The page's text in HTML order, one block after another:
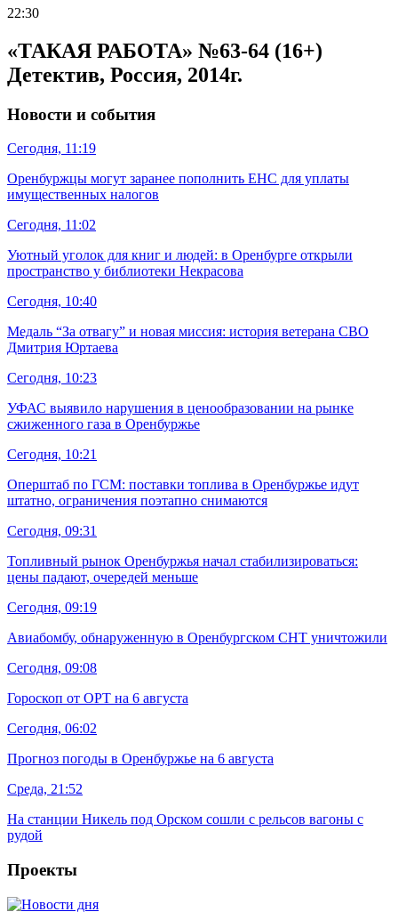
22:30
«ТАКАЯ РАБОТА» №63-64 (16+)
Детектив, Россия, 2014г.
Новости и события
Сегодня, 11:19
Оренбуржцы могут заранее пополнить ЕНС для уплаты
имущественных налогов
Сегодня, 11:02
Уютный уголок для книг и людей: в Оренбурге открыли
пространство у библиотеки Некрасова
Сегодня, 10:40
Медаль “За отвагу” и новая миссия: история ветерана СВО
Дмитрия Юртаева
Сегодня, 10:23
УФАС выявило нарушения в ценообразовании на рынке
сжиженного газа в Оренбуржье
Сегодня, 10:21
Оперштаб по ГСМ: поставки топлива в Оренбуржье идут
штатно, ограничения поэтапно снимаются
Сегодня, 09:31
Топливный рынок Оренбуржья начал стабилизироваться:
цены падают, очередей меньше
Сегодня, 09:19
Авиабомбу, обнаруженную в Оренбургском СНТ уничтожили
Сегодня, 09:08
Гороскоп от ОРТ на 6 августа
Сегодня, 06:02
Прогноз погоды в Оренбуржье на 6 августа
Среда, 21:52
На станции Никель под Орском сошли с рельсов вагоны с
рудой
Проекты